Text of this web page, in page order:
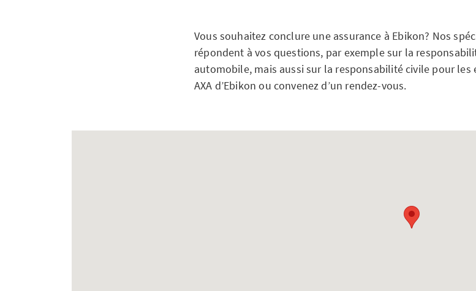
Vous souhaitez conclure une assurance à Ebikon? Nos
répondent à vos questions, par exemple sur la
automobile, mais aussi sur la responsabilité civile pour les
AXA d’Ebikon ou convenez d’un rendez-vous.